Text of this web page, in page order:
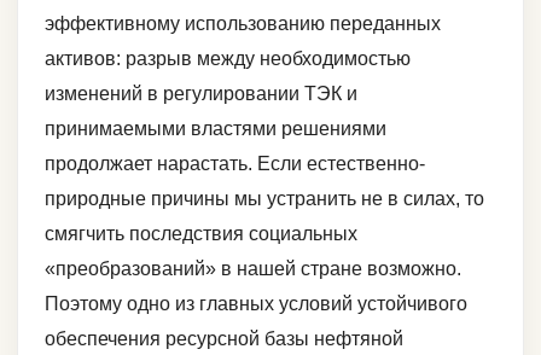
эффективному использованию переданных
активов: разрыв между необходимостью
изменений в регулировании ТЭК и
принимаемыми властями решениями
продолжает нарастать. Если естественно-
природные причины мы устранить не в силах, то
смягчить последствия социальных
«преобразований» в нашей стране возможно.
Поэтому одно из главных условий устойчивого
обеспечения ресурсной базы нефтяной